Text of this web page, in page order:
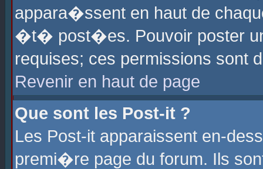
appara�ssent en haut de
�t� post�es. Pouvoir poster
requises; ces permissions sont
Revenir en haut de page
Que sont les Post-it ?
Les Post-it apparaissent en-
premi�re page du forum. Ils